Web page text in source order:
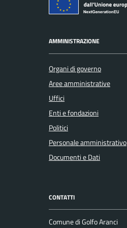
AMMINISTRAZIONE
Organi di governo
Aree amministrative
Uffici
Enti e fondazioni
Politici
Personale amministrativo
Documenti e Dati
CONTATTI
Comune di Golfo Aranci